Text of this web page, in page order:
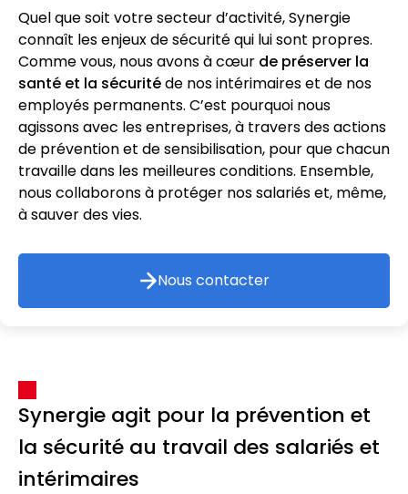
Quel que soit votre secteur d’activité, Synergie
connaît les enjeux de sécurité qui lui sont propres.
Comme vous, nous avons à cœur de préserver la
santé et la sécuritéde nos intérimaires et de nos
employés permanents. C’est pourquoi nous
agissons avec les entreprises, à travers des actions
de prévention et de sensibilisation, pour que chacun
travaille dans les meilleures conditions. Ensemble,
nous collaborons à protéger nos salariés et, même,
à sauver des vies.
Nous contacter
Synergie agit pour la prévention et
la sécurité au travail des salariés et
intérimaires